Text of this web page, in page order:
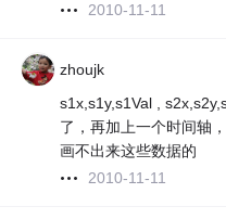
2010-11-11
zhoujk
s1x,s1y,s1Val ,
了，再加上一个时间轴
画不出来这些数据的
2010-11-11